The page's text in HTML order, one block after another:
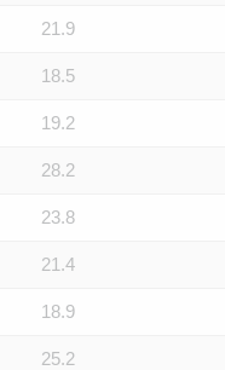
21.9
18.5
19.2
28.2
23.8
21.4
18.9
25.2